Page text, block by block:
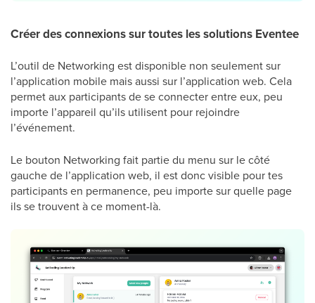
Créer des connexions sur toutes les solutions Eventee
L’outil de Networking est disponible non seulement sur
l’application mobile mais aussi sur l’application web. Cela
permet aux participants de se connecter entre eux, peu
importe l’appareil qu’ils utilisent pour rejoindre
l’événement.
Le bouton Networking fait partie du menu sur le côté
gauche de l’application web, il est donc visible pour tes
participants en permanence, peu importe sur quelle page
ils se trouvent à ce moment-là.